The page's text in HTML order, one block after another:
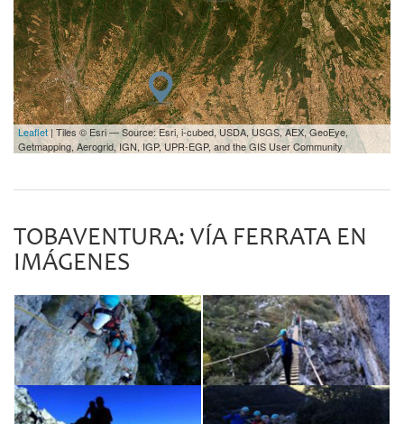
Leaflet| Tiles © Esri — Source: Esri, i-cubed, USDA, USGS, AEX, GeoEye,
Getmapping, Aerogrid, IGN, IGP, UPR-EGP, and the GIS User Community
TOBAVENTURA: VÍA FERRATA EN
IMÁGENES